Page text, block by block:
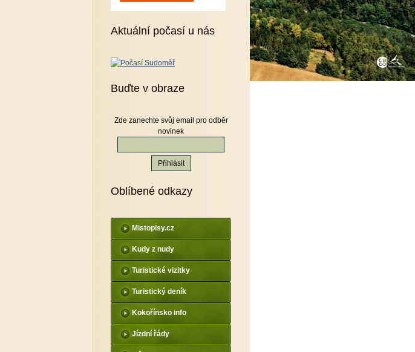
Aktuální počasí u nás
Buďte v obraze
Zde zanechte svůj email pro odběr
novinek
Oblíbené odkazy
Mistopisy.cz
Kudy z nudy
Turistické vizitky
Turistický deník
Kokořínsko info
Jízdní řády